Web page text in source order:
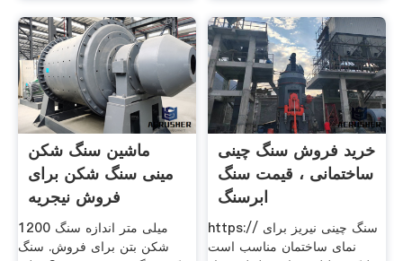
ماشین سنگ شکن
مینی سنگ شکن برای
فروش نیجریه
1200 میلی متر اندازه سنگ
شکن بتن برای فروش. سنگ
خرید فروش سنگ چینی
ساختمانی ، قیمت سنگ
ابرسنگ
https:// سنگ چینی نیریز برای
نمای ساختمان مناسب است